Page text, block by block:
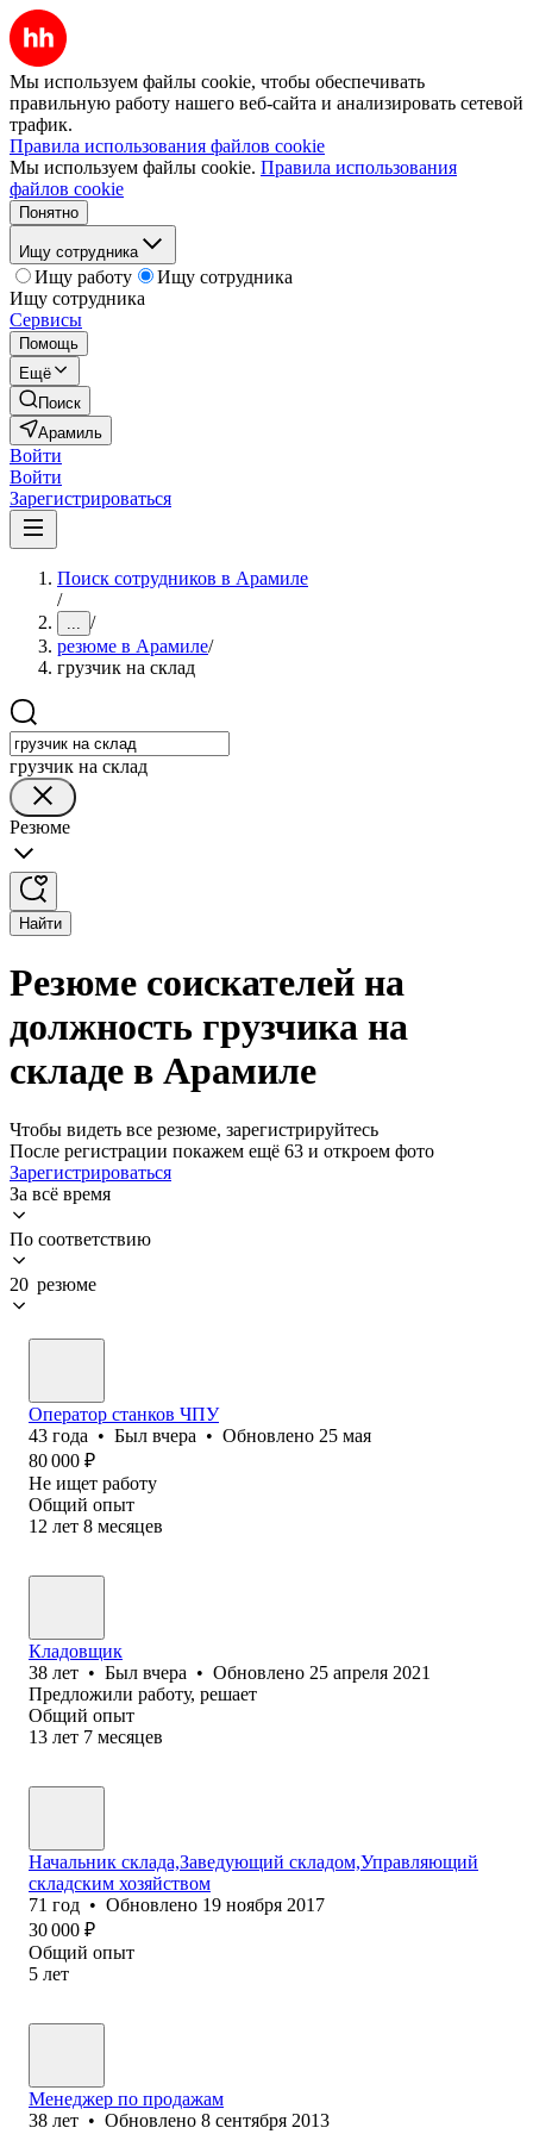
Мы используем файлы cookie, чтобы обеспечивать
правильную работу нашего веб-сайта и анализировать сетевой
трафик.
Правила использования файлов cookie
Мы используем файлы cookie. Правила использования
файлов cookie
Понятно
Ищу сотрудника
Ищу работу
Ищу сотрудника
Ищу сотрудника
Сервисы
Помощь
Ещё
Поиск
Арамиль
Войти
Войти
Зарегистрироваться
Поиск сотрудников в Арамиле
/
... /
резюме в Арамиле/
грузчик на склад
грузчик на склад
Резюме
Найти
Резюме соискателей на
должность грузчика на
складе в Арамиле
Чтобы видеть все резюме, зарегистрируйтесь
После регистрации покажем ещё 63 и откроем фото
Зарегистрироваться
За всё время
По соответствию
20 резюме
Оператор станков ЧПУ
43 года • Был вчера • Обновлено 25 мая
80 000 ₽
Не ищет работу
Общий опыт
12 лет 8 месяцев
Кладовщик
38 лет • Был вчера • Обновлено 25 апреля 2021
Предложили работу, решает
Общий опыт
13 лет 7 месяцев
Начальник склада,Заведующий складом,Управляющий
складским хозяйством
71 год • Обновлено 19 ноября 2017
30 000 ₽
Общий опыт
5 лет
Менеджер по продажам
38 лет • Обновлено 8 сентября 2013